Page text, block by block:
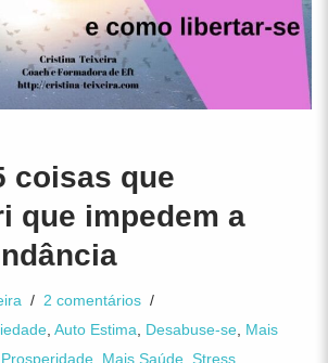
coisas que
que impedem a
2 comentários
Auto Estima Desabuse-se Mais
Mais Saúde Stress